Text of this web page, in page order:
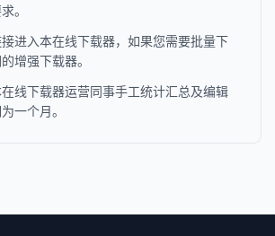
。
进入本在线下载器，如果您需要批量下
增强下载器。
线下载器运营同事手工统计汇总及编辑
一个月。